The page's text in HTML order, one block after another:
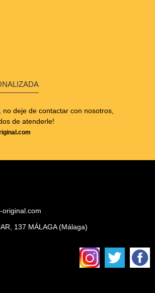
deje de contactar con nosotros,
de atenderle!
original.com
137 MÁLAGA (Málaga)